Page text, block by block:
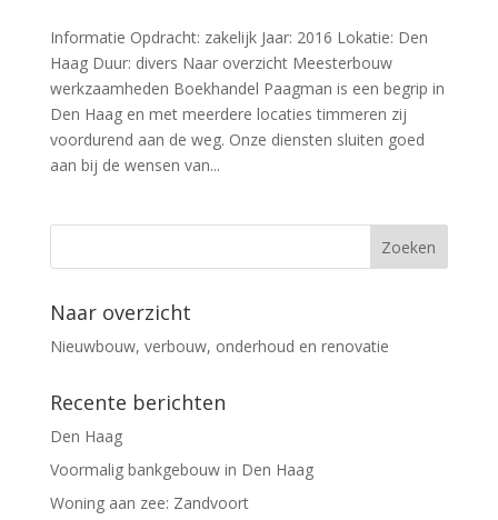
Informatie Opdracht: zakelijk Jaar: 2016 Lokatie: Den
Haag Duur: divers Naar overzicht Meesterbouw
werkzaamheden Boekhandel Paagman is een begrip in
Den Haag en met meerdere locaties timmeren zij
voordurend aan de weg. Onze diensten sluiten goed
aan bij de wensen van...
Naar overzicht
Nieuwbouw, verbouw, onderhoud en renovatie
Recente berichten
Den Haag
Voormalig bankgebouw in Den Haag
Woning aan zee: Zandvoort